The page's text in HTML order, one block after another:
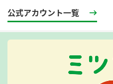
公式アカウント一覧